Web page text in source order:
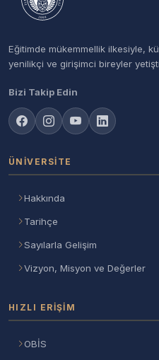
Eğitimde mükemmellik ilkesiyle,
yenilikçi ve girişimci bireyler
Bizi Takip Edin
ÜNIVERSITE
Hakkında
Tarihçe
Sayılarla Gelişim
Vizyon, Misyon ve Değerler
HIZLI ERIŞIM
OBİS